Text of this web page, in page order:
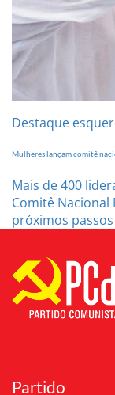
Destaque
Mulheres lançam comitê
Mais de 400
Comitê
próximos passos
Partido